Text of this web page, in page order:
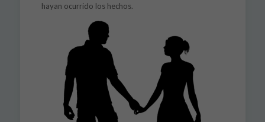
hayan ocurrido los hechos.